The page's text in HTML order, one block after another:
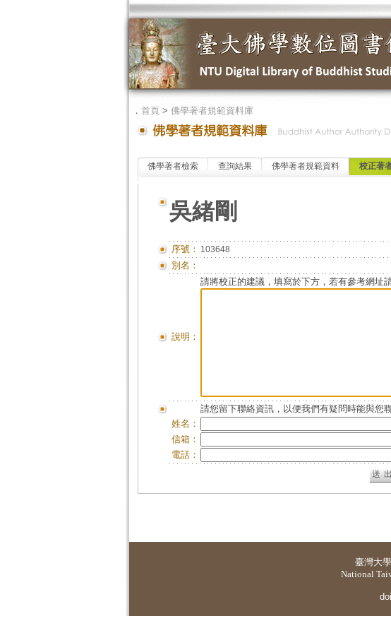
． 首頁> 佛學著者規範資料庫
佛學著者檢索 查詢結果 佛學著者規範資料 校正著
吳緒剛
序號： 103648
別名：
說明：
請將校正的建議，填寫於下方，若有參考網址
請您留下聯絡資訊，以便我們有疑問時能與您
姓名：
信箱：
電話：
臺灣大學
National